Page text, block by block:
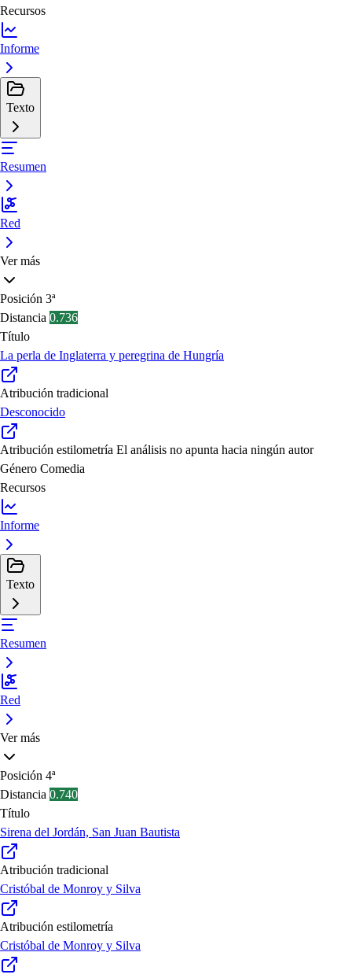
Recursos
Informe
Texto
Resumen
Red
Ver más
Posición 3ª
Distancia 0.736
Título
La perla de Inglaterra y peregrina de Hungría
Atribución tradicional
Desconocido
Atribución estilometría El análisis no apunta hacia ningún autor
Género Comedia
Recursos
Informe
Texto
Resumen
Red
Ver más
Posición 4ª
Distancia 0.740
Título
Sirena del Jordán, San Juan Bautista
Atribución tradicional
Cristóbal de Monroy y Silva
Atribución estilometría
Cristóbal de Monroy y Silva